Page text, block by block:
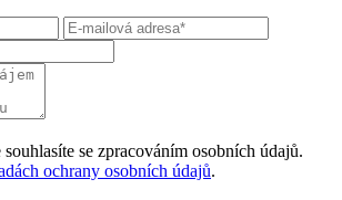
se zpracováním osobních údajů.
ochrany osobních údajů.